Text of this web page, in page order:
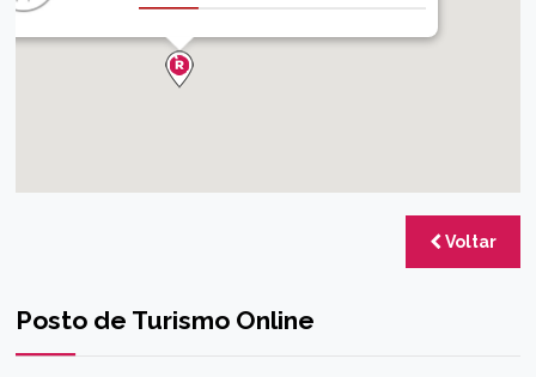
Voltar
Posto de Turismo Online